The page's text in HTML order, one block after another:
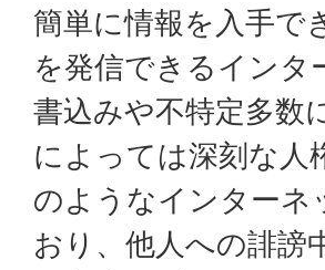
簡単に情報を入手で
を発信できるインタ
書込みや不特定多数
によっては深刻な人
のようなインターネ
おり、他人への誹謗